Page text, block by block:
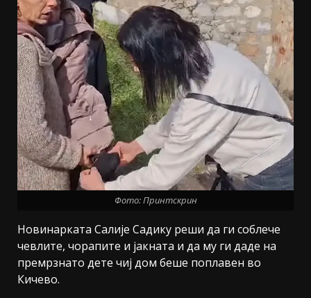
Фото: Принтскрин
Новинарката Салије Садику реши да ги соблече
чевлите, чорапите и јакната и да му ги даде на
премрзнато дете чиј дом беше поплавен во
Кичево.